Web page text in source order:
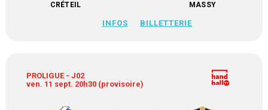
CRÉTEIL MASSY
INFOS BILLETTERIE
PROLIGUE - J02
ven. 11 sept. 20h30 (provisoire)